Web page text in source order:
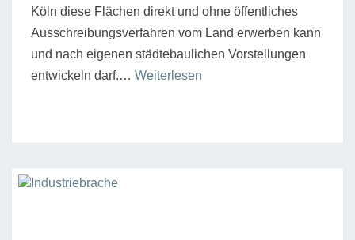
Köln diese Flächen direkt und ohne öffentliches
Ausschreibungsverfahren vom Land erwerben kann
und nach eigenen städtebaulichen Vorstellungen
entwickeln darf.… Weiterlesen